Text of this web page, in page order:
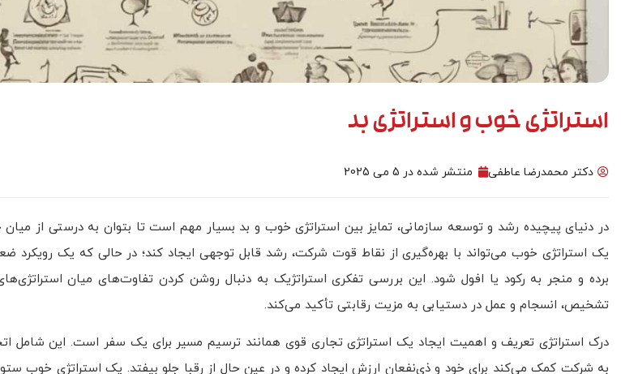
استراتژی خوب و استراتژی بد
دکتر محمدرضا عاطفی منتشر شده در 5 می 2025
در دنیای پیچیده رشد و توسعه سازمانی، تمایز بین استراتژی خوب و بد بسیار مهم است تا بتوان به درستی از
یک استراتژی خوب می‌تواند با بهره‌گیری از نقاط قوت شرکت، رشد قابل توجهی ایجاد کند؛ در حالی که یک رویکرد
برده و منجر به رکود یا افول شود. این بررسی تفکری استراتژیک به دنبال روشن کردن تفاوت‌های میان
تشخیص، انسجام و عمل در دستیابی به مزیت رقابتی تأکید می‌کند.
درک استراتژی تعریف و اهمیت ایجاد یک استراتژی تجاری قوی همانند ترسیم مسیر برای یک سفر است. این شامل
به شرکت کمک می‌کند برای خود و ذی‌نفعان ارزش ایجاد کرده و در عین حال از رقبا جلو بیفتد. یک استراتژی